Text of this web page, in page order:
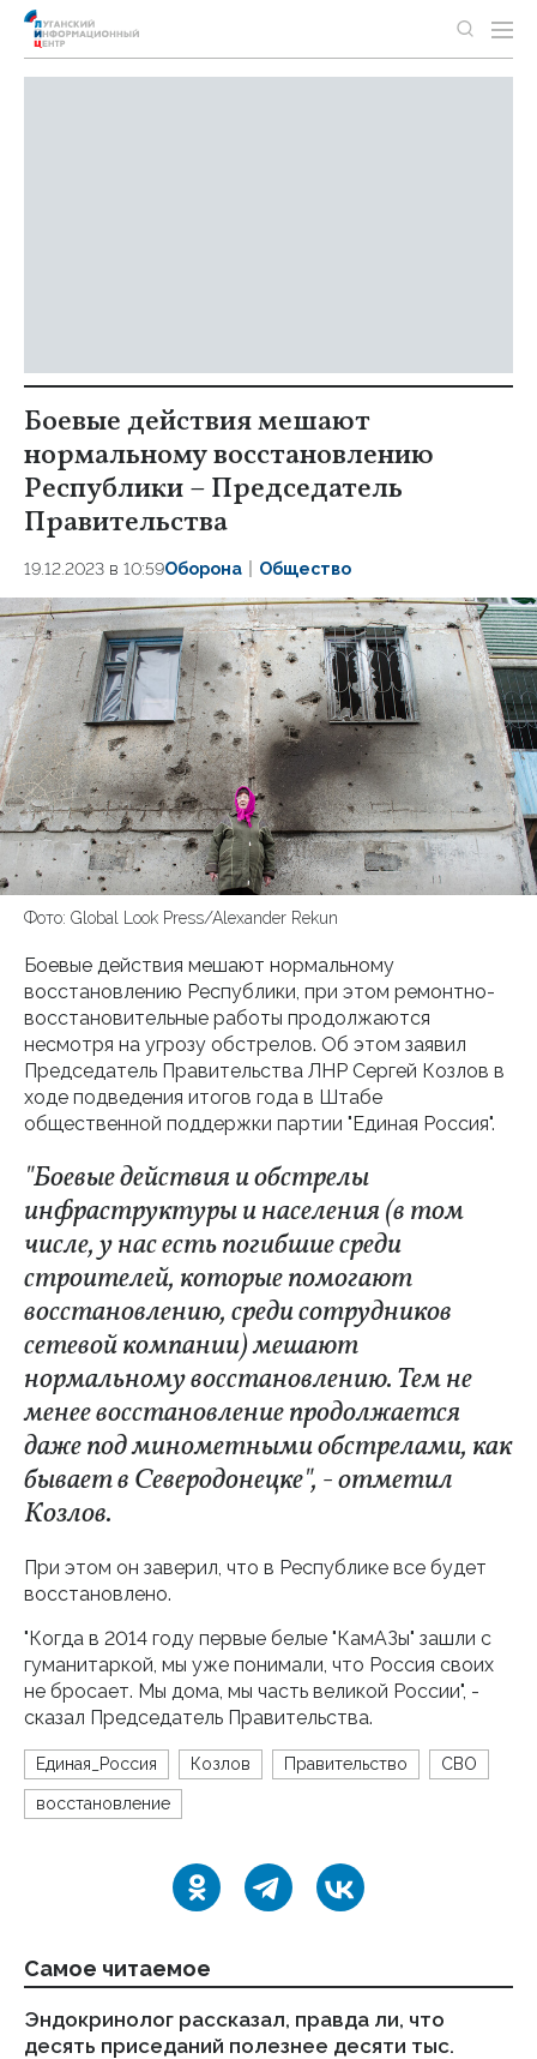
Боевые действия мешают
нормальному восстановлению
Республики – Председатель
Правительства
19.12.2023 в 10:59Оборона Общество
Фото: Global Look Press/Alexander Rekun
Боевые действия мешают нормальному
восстановлению Республики, при этом ремонтно-
восстановительные работы продолжаются
несмотря на угрозу обстрелов. Об этом заявил
Председатель Правительства ЛНР Сергей Козлов в
ходе подведения итогов года в Штабе
общественной поддержки партии "Единая Россия".
"Боевые действия и обстрелы
инфраструктуры и населения (в том
числе, у нас есть погибшие среди
строителей, которые помогают
восстановлению, среди сотрудников
сетевой компании) мешают
нормальному восстановлению. Тем не
менее восстановление продолжается
даже под минометными обстрелами, как
бывает в Северодонецке", - отметил
Козлов.
При этом он заверил, что в Республике все будет
восстановлено.
"Когда в 2014 году первые белые "КамАЗы" зашли с
гуманитаркой, мы уже понимали, что Россия своих
не бросает. Мы дома, мы часть великой России", -
сказал Председатель Правительства.
Единая_Россия Козлов Правительство СВО
восстановление
Самое читаемое
Эндокринолог рассказал, правда ли, что
десять приседаний полезнее десяти тыс.